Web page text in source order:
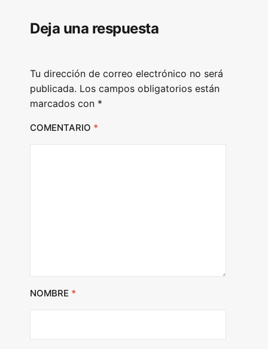
a
r
Deja una respuesta
Tu dirección de correo electrónico no será
publicada. Los campos obligatorios están
marcados con *
COMENTARIO *
NOMBRE *